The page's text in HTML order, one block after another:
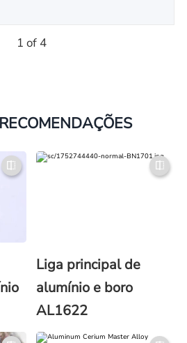
1 of 4
Liga principal de
alumínio e boro
AL1622